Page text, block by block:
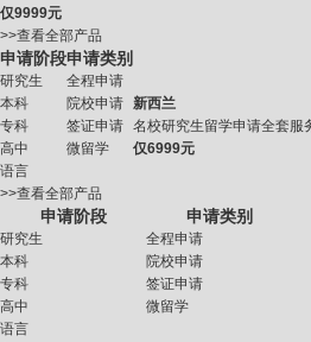
仅9999元
>>查看全部产品
申请阶段申请类别
研究生
全程申请
新西兰
名校研究生留学申请全套服
仅6999元
本科
院校申请
专科
签证申请
高中
微留学
语言
>>查看全部产品
申请阶段 申请类别
研究生
全程申请
本科
院校申请
专科
签证申请
高中
微留学
语言